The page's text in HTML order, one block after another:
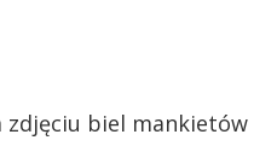
zdjęciu biel mankietów